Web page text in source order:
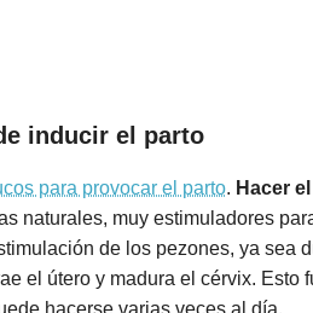
inducir el parto
para provocar el parto. Hacer
naturales, muy estimuladores
de los pezones, ya sea
el útero y madura el cérvix.
hacerse varias veces al día.